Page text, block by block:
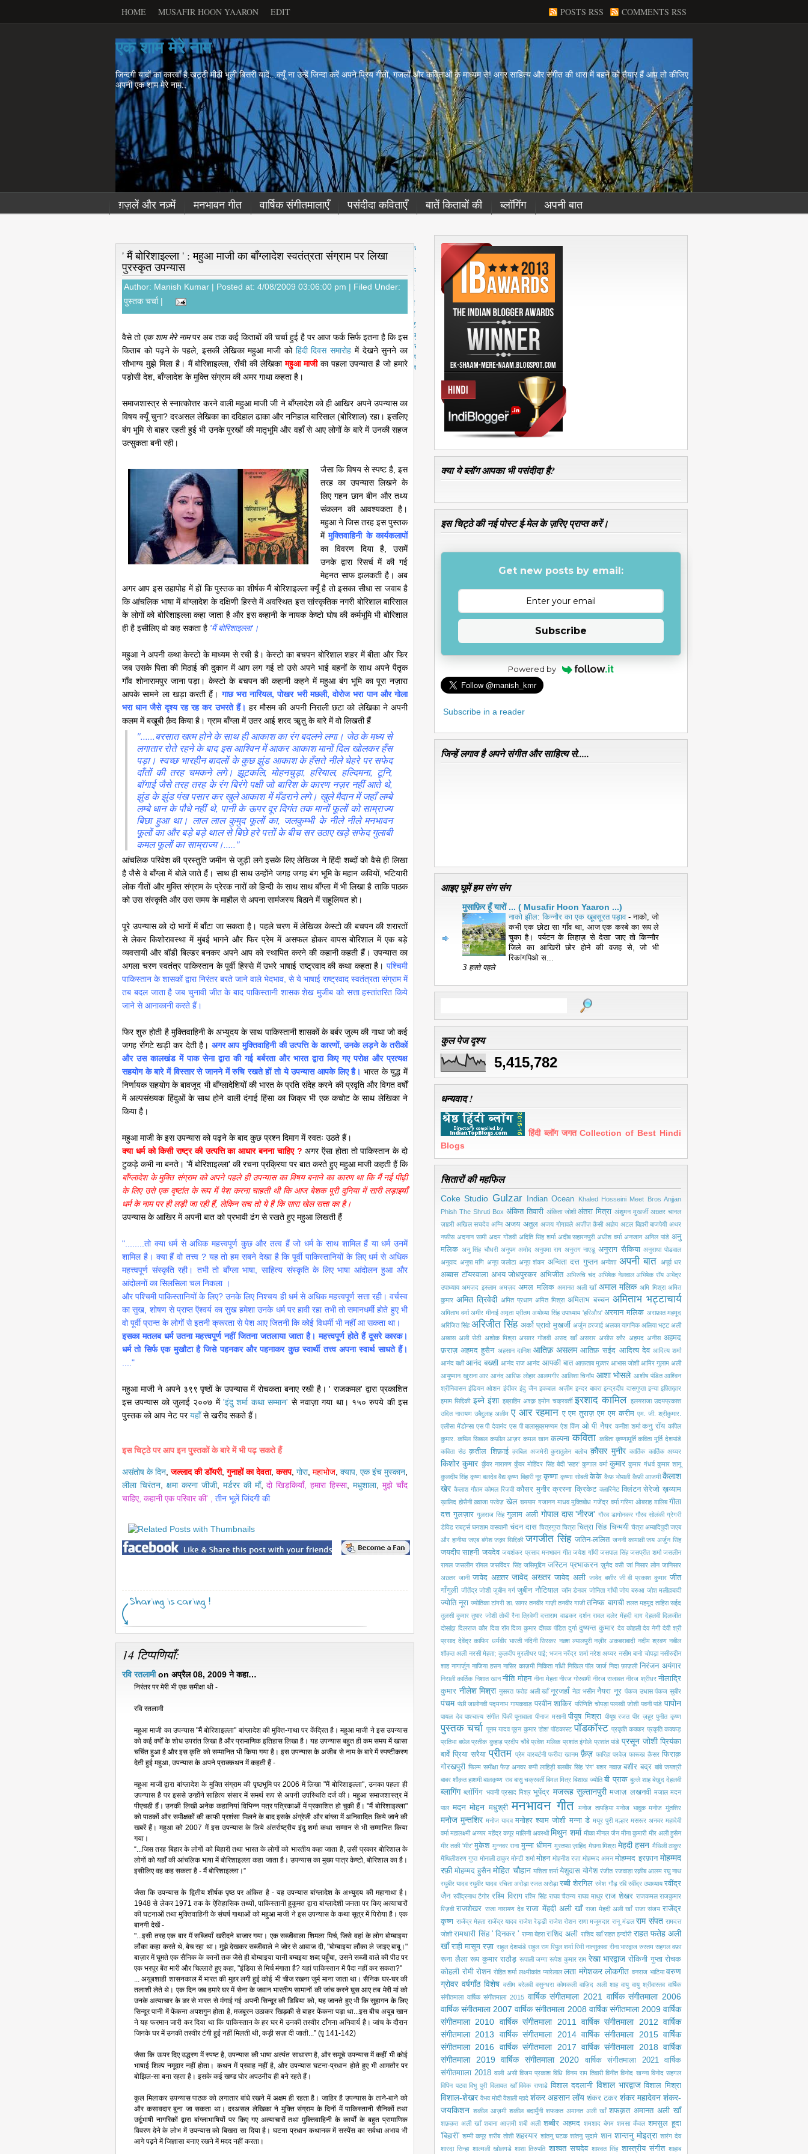
HOME MUSAFIR HOON YAARON EDIT POSTS RSS COMMENTS RSS
एक शाम मेरे नाम
जिन्दगी यादों का कारवाँ है.खट्टी मीठी भूली बिसरी यादें...क्यूँ ना उन्हें जिन्दा करें अपने प्रिय गीतों, गजलों और कविताओं के माध्यम से! अगर साहित्य और संगीत की धारा में बहने को तैयार हैं आप तो कीजिए
अपनी एक शाम मेरे नाम..
ग़ज़लें और नज़्में मनभावन गीत वार्षिक संगीतमालाएँ पसंदीदा कविताएँ बातें किताबों की ब्लॉगिंग अपनी बात
' मैं बोरिशाइल्‍ला ' : महुआ माजी का बाँग्लादेश स्वतंत्रता संग्राम पर लिखा
पुरस्कृत उपन्यास
Author: Manish Kumar | Posted at: 4/08/2009 03:06:00 pm | Filed Under:
पुस्तक चर्चा |
वैसे तो एक शाम मेरे नामपर अब तक कई किताबों की चर्चा हुई है पर आज फर्क सिर्फ इतना है कि इस
किताब को पढ़ने के पहले, इसकी लेखिका महुआ माजी को हिंदी दिवस समारोह में देखने सुनने का
सौभाग्य मुझे मिला है। मैं बोरिशाइल्ला, राँची की लेखिकामहुआ माजीका पहला उपन्यास है जो हमारे
पड़ोसी देश, बाँग्लादेश के मुक्ति संग्राम की अमर गाथा कहता है।
समाजशास्त्र से स्नात्कोत्तर करने वाली महुआ माजी जी ने बाँग्लादेश को ही आखिर अपने उपन्यास का
विषय क्यूँ चुना? दरअसल लेखिका का ददिहाल ढाका और ननिहाल बारिसाल (बोरिशाल) रहा। इसलिए
बंग भूमि से बाहर रहती हुई भी उनके पुरखों की मातृभूमि और वहाँ से आए लोगों के बारे में उनकी सहज
उत्सुकता बनी रही।
जैसा कि विषय से स्पष्ट है, इस
तरह का उपन्यास लिखने के
लिए गहन छान बीन और तथ्य
संकलन की आवश्यकता है।
महुआ ने जिस तरह इस पुस्तक
मेंमुक्तिवाहिनी के कार्यकलापों
का विवरण दिया है, उसमें
उनके द्वारा रिसर्च में की गई
मेहनत साफ झलकती है। अब
अगर आप इस उहापोह में हों कि पुस्तक का शीर्षक मैं बोरिशाइल्ला क्यूँ है तो इसका सीधा सा जवाब है
कि आंचलिक भाषा में बांग्लादेश के दक्षिणी हिस्से में अवस्थित इस सांस्कृतिक नगरी बोरिशाल बारिसाल
के लोगों को बोरिशाइल्ला कहा जाता है और इस कहानी के नायक केष्टो घोष की कर्मभूमि भी बोरिशाल
ही है इसीलिए वो कह सकता है 'मैं बोरिशाइल्‍ला'।
महुआ ने अपनी कथा केस्टो के माध्यम से रची है। केस्टो का बचपन बोरिशाल शहर में बीता और फिर
जब उसके पिता की मिठाई की दुकान में आग लग गई तो उसे अपने भाई बहनों के साथ अपने पैतृक
गाँव शोनारामपुर जाना पड़ा। केस्टो के बचपन की कहानी कहने में महुआ बंग भूमि का पूरा नज़ारा
आपके सामने ला खड़ा करती हैं।गाछ भरा नारियल, पोखर भरी मछली, वोरोज भरा पान और गोला
भरा धान जैसे दृश्य रह रह कर उभरते हैं। हर मौसम की अपनी निराली छटा को लेखिका ने अपनी
कलम में बखूबी क़ैद किया है। ग्राम बाँग्ला में उतर आई शरद ॠतु के बारे में वो लिखती हैं
"......बरसात खत्म होने के साथ ही आकाश का रंग बदलने लगा। जेठ के मध्य से
लगातार रोते रहने के बाद इस आश्विन में आकर आकाश मानों दिल खोलकर हँस
पड़ा। स्वच्छ भारहीन बादलों के कुछ झुंड आकाश के हँसते नीले चेहरे पर सफेद
दाँतों की तरह चमकने लगे। झूटकलि, मोहनचुड़ा, हरियाल, हल्दिमना, टूनि,
बॉगाई जैसे तरह तरह के रंग बिरंगे पक्षी जो बारिश के कारण नज़र नहीं आते थे,
झुंड के झुंड पंख पसार कर खुले आकाश में मँडराने लगे। खुले मैदान में जहाँ लम्बे
लम्बे धान के पौधे नहीं थे, पानी के ऊपर दूर दिगंत तक मानों फूलों को साम्राज्य
बिछा हुआ था। लाल लाल कुमुद फूलों का, जलकुम्भी के नीले नीले मनभावन
फूलों का और बड़े बड़े थाल से बिछे हरे पत्तों के बीच सर उठाए खड़े सफेद गुलाबी
कमल फूलों का साम्राज्य।....."
आंचलिक परिवेश की प्रस्तुति जमीन से जुड़ी लगे इसके लिए लेखिका ने हिंदी शब्दों को वैसे ही लिखा
है जैसे वे बाँग्ला में बोले जाते हैं। साथ ही साथ उन्होंने जगह जगह बंग भूमि के महान कवियों, भटियारी
लोक गीतों और मुक्ति संग्राम के प्रेरक नारों को हिन्दी के साथ साथ बाँग्ला में भी लिखा है ताकि पाठक
को उस संस्कृति और उस समय के माहौल से अपना सामंजस्य बिठाने में सहूलियत हो।
पूरे उपन्यास को दो भागों में बाँटा जा सकता है। पहले चरण में लेखिका केस्टो की बचपन की शरारतों
से लेकर किशोरावस्था में मुंबई भागने और फिर प्रेम में असफल होकर वापस बोरिशाल में एक बड़े
व्यवसायी और बॉडी बिल्डर बनकर अपने आप को स्थापित करने की कहानी कहती हैं। उपन्यास का
अगला चरण स्वतंत्र पाकिस्तान के पूर्वी हिस्से में उभरे भाषाई राष्ट्रवाद की कथा कहता है। पश्चिमी
पाकिस्तान के शासकों द्वारा निरंतर बरते जाने वाले भेदभाव, से ये भाषाई राष्ट्रवाद स्वतंत्रता संग्राम में
तब बदल जाता है जब चुनावी जीत के बाद पाकिस्तानी शासक शेख मुजीब को सत्ता हस्तांतरित किये
जाने से आनाकानी करते हैं।
फिर शुरु होती है मुक्तिवाहिनी के अभ्युदय के साथ पाकिस्तानी शासकों के बर्बर जुल्म की गाथा जो कई
जगह रोंगटे खड़ी कर देती है। अगर आप मुक्तिवाहिनी की उत्पत्ति के कारणों, उनके लड़ने के तरीकों
और उस कालखंड में पाक सेना द्वारा की गई बर्बरता और भारत द्वारा किए गए परोक्ष और प्रत्यक्ष
सहयोग के बारे में विस्तार से जानने में रुचि रखते हों तो ये उपन्यास आपके लिए है। भारत के युद्ध में
निर्णायक सहयोग के बावजूद भी बाँग्लादेशियों की भारत के प्रति संदेह करने की प्रवृति और विगत वर्षों
में अल्पसंख्यक हिंदुओं के साथ होने वाली दंगाई हिंसा का जिक्र भी एक कचोट के साथ लेखिका ने
किया है।
महुआ माजी के इस उपन्यास को पढ़ने के बाद कुछ प्रश्न दिमाग में स्वतः उठते हैं।
क्या धर्म को किसी राष्ट्र की उत्पत्ति का आधार बनना चाहिए ? अगर ऍसा होता तो पाकिस्तान के दो
टुकड़े कभी ना बनते। 'मैं बोरिशाइल्ला' की रचना प्रक्रिया पर बात करते हुए महुआ माजी कहती हैं कि
बाँग्लादेश के मुक्ति संग्राम को अपने पहले ही उपन्यास का विषय बनाने का कारण था कि मैं नई पीढ़ी
के लिए उसे एक दृष्टांत के रूप में पेश करना चाहती थी कि आज बेशक पूरी दुनिया में सारी लड़ाइयाँ
धर्म के नाम पर ही लड़ी जा रही हैं, लेकिन सच तो ये है कि सारा खेल सत्ता का है।
उपन्यास के आखिर में अपनी बात को प्रभावी ढंग से रखते हुए महुआ लिखती हैं
"........तो क्या धर्म से अधिक महत्त्वपूर्ण कुछ और तत्व हैं जो धर्म के साथ शामिल हैं या धर्म उनमें
शामिल है। क्या हैं वो तत्त्व ? यह तो हम सबने देखा है कि पूर्वी पाकिस्तानियों के लिए धर्म से अधिक
महत्त्वपूर्ण संस्कृति रही। तभी तो बाँग्ला भाषा, साहित्य संस्कृति के लिए भाषा आंदोलन हुआ और
आंदोलनों का सिलसिला चल निकला ।
और पश्चिमी पाकिस्तानियों के लिए? उनके लिए निश्चय ही धर्म से अधिक महत्त्वपूर्ण सत्ता रही। वर्चस्व
का सुख, शोषण से प्राप्त ऍश्वर्य का सुख हमेशा उनके धर्म पर हावी रहा तभी तो समानधर्मी होते हुए भी
वो पूर्वी प्रान्त के लोगों से इतनी क्रूरता से पेश आए जितनी कि कोई विधर्मी भी नहीं आ सकता था।
इसका मतलब धर्म उतना महत्त्वपूर्ण नहीं जितना जतलाया जाता है। महत्त्वपूर्ण होते हैं दूसरे कारक।
धर्म तो सिर्फ एक मुखौटा है जिसे पहनकर और पहनाकर कुछ स्वार्थी तत्त्व अपना स्वार्थ साधते हैं।
...."
महुआ माजी ने अपने ३९९ पृष्ठों के उपन्यास में रोचकता बनाए रखी है। ' राजकमल' द्वारा प्रकाशित
इस उपन्यास को जुलाई २००७ में'इंदु शर्मा कथा सम्मान' से नवाज़ा गया था। १५० रुपये की इस
पुस्तक को आप नेट परयहाँसे खरीद सकते हैं।
इस चिट्ठे पर आप इन पुस्तकों के बारे में भी पढ़ सकते हैं
असंतोष के दिन ,जल्लाद की डॉयरी,गुनाहों का देवता,कसप, गोरा, महाभोज क्याप, एक इंच मुस्कान
लीला चिरंतन, क्षमा करना जीजी, मर्डरर की माँ,दो खिड़कियाँ,हमारा हिस्सा,मधुशाला,मुझे चाँद
चाहिए, कहानी एक परिवार की' , तीन भूलें जिंदगी की
14 टिप्पणियाँ:
रवि रतलामीon अप्रैल 08, 2009 ने कहा…
निरंतर पर मेरी भी एक समीक्षा थी -
रवि रतलामी
महुआ माजी का उपन्यास "मैं बोरिशाइल्ला" बांग्लादेश की मुक्ति-गाथा पर केंद्रित है। महुआ माजी ने इस उपन्यास
को कई वर्षों के शोध उपरांत लिखा है और प्रामाणिक इतिहास लिखा है। यह उपन्यास बहुत ही कम समय में खासा
चर्चित हुआ है और इस कृति को सम्मानित भी किया गया है। इस उपन्यास के अजीब से नाम के बारे में स्पष्टीकरण
देती हुई महुआ, उपन्यास के अपने प्राक्कथन में कहती हैं -
महुआ माजी द्वारा बांग्‍लादेश के मुक्ति संग्राम की पृष्‍ठभूमि पर 2006 में लिखा "मैं बोरिशाइल्ला", उनका पहला ही
उपन्‍यास है पर इससे उन्होंने साहित्य संसार में समर्थ रूप से अपनी उपस्थिति दर्ज की। महुआ समाजशास्‍त्र में
पीएचडी हैं। उनकी लिखी अनेक कहानियां विभिन्‍न पत्र पत्रिकाओं में प्रकाशित हो चुकी हैं। "मैं बोरिशाइल्‍ला"
को पाठकों और समीक्षकों की काफी प्रशंसा मिलने के बाद इसके अंग्रेजी और बांग्ला में अनिवादित किये जाने की
खबरें हैं। महुआ को 2007 में इस उपन्यास के लिये अंतर्राष्ट्रीय इंदु शर्मा कथा सम्मान से भी सम्मानित किया
गया।
“...जिस तरह बिहार के लोगों को बिहारी तथा भारत के लोगों को भारतीय कहा जाता है, उसी प्रकार बोरिशाल के
लोगों को यहाँ की आंचलिक भाषा में बोरिशाइल्ला कहा जाता है। उपन्यास का मुख्य पात्र केष्टो, बोरिशाल का है।
इसीलिए वह कह सकता है - मैं बोरिशाइल्ला।”
जैसा कि उपन्यास के द्वितीय शीर्षक पृष्ठ पर अंकित है - यह उपन्यास बांग्लादेश के अभ्युदय की महागाथा है।
1948 से लेकर 1971 तक के ऐतिहासिक तथ्यों, पाकिस्तानी हुकूमत द्वारा बांग्लादेशी जनता पर किए अत्याचारों
की घटनाओं तथा मुक्तिवाहिनी के संघर्ष गाथाओं को महुआ माजी ने इस उपन्यास के कथा सूत्र में पिरोया है। एक
बानगी देखें -
"...इसी तरह एक बार मैं सब्जियाँ खरीदने बाजार गया। एक सब्जीवाला शिमला मिर्च, जिसे वहां के लोग बोम्बाइया
लौंका कहा करते थे, बेच रहा था। मुझे देखकर सब्जीवाले ने जोर से आवाज दी, "बोम्बाइया लौंका ले जाइए बाबू।"
बाज़ार में घूमते एक सैनिक के कानों तक जैसे ही बोम्बाइया यानी बम्बइया शब्द पहुँचा, उसने सब्जी वाले की पीठ पर
एक भरपूर बेंत मारी और चिल्लाते हुए कहा, "इंडिया से मिर्च मंगाता है? यहां पाकिस्तान में पैदा नहीं कर सकता?"
... अयूबशाही शासनकाल में भारत की मुहर लगी हुई कोई भी चीज रखना जुर्म माना जाता था। सैनिक घर-घर की
तलाशी लेते थे। एक दिन जब हमारे घर में सेना के जवान भारतीय सामानों की जांच करने घुस आए तब मेरी मां को
उनके अत्याचार के डर से भारत से मंगाई गई अपनी सिन्दूर की डिबिया को, यह जानते हुए भी कि सुहागन के लिए
सिन्दूर पानी में फेंकना अपशगुन होता है, मजबूरन उठाकर खिड़की से बाहर फेंकना पड़ा था...इस बीच अयूब खान
ने यह फरमान जारी कर दिया था कि पाकिस्तान के हर घर में उनकी तस्वीर टाँगना अनिवार्य है। जांच के दौरान
जिनके घर में उनकी तस्वीर टंगी हुई नहीं मिलती थी, कड़ी सज़ा दी जाती...” (पृ 141-142)
जैसा कि ऊपर दिए उद्धरण में स्पष्ट है, उपन्यास की भाषा अत्यंत साधारण है, और समूचे उपन्यास में कहीं भी कोई
भाषाई शिल्प नमूदार नहीं होता। कथन में प्रवाह नहीं है, और उपन्यास घटना-प्रधान होते हुए भी आमतौर पर
बोझिल-सा बना रहता है। इसके कई खण्ड घोर अपठनीय ही बने रहते हैं।
कुल मिलाकर उपन्यास पाठक को लगातार बांधे रखने में अक्षम ही रहता है। जाहिर है उपन्यास के ताने-बाने को
और कसावदार बुना जा सकता था। दरअसल लेखिका ने मुक्ति संग्राम के दिनों में पाकिस्तानी सैनिकों तथा
उर्दूभाषी नागरिकों द्वारा बांग्लाभाषियों पर किए गए अत्याचारों तथा मुक्तिवाहिनी के कार्यों के बहुत प्रामाणिक
विवरण देने के लोभ में उपन्यास को बिखरा सा दिया है। घटना प्रधान कथानक में सस्पेंस का सर्वथा अभाव भी
आगे पढ़ने में जिज्ञासा बनाए रखने में मदद नहीं करता।
नई
स्ट
नी
पो
स्ट
मु
ख्य
पृ
ष्ठ
क्या ये ब्लॉग आपका भी पसंदीदा है?
इस चिट्ठे की नई पोस्ट ई-मेल के ज़रिए प्राप्त करें।
Get new posts by email:
Subscribe
Powered by
Subscribe in a reader
जिन्हें लगाव है अपने संगीत और साहित्य से.....
आइए घूमें हम संग संग
मुसाफ़िर हूँ यारों ... ( Musafir Hoon Yaaron ...)
नाको झील: किन्नौर का एक खूबसूरत पड़ाव-नाको, जो
कभी एक छोटा सा गाँव था, आज एक कस्बे का रूप ले
चुका है। पर्यटन के लिहाज़ से देखा जाए तो किन्नौर
जिले का आखिरी छोर होने की वजह से, जो भी
रिकांगपिओ स...
3 हफ़्ते पहले
कुल पेज दृश्य
5,415,782
धन्यवाद !
हिंदी ब्लॉग जगत Collection of Best Hindi
Blogs
सितारों की महफिल
Coke Studio Gulzar Indian Ocean Khaled Hosseini Meet Bros Anjjan
Phish The Shruti Box अंकित तिवारी अंकिता जोशी अंतरा मित्रा अंशुमन मुखर्जी अख़्तर चानल
ज़ाहरी अखिल सचदेव अग्नि अजय अतुल अजय गोगावले अज़ीज़ क़ैसी अज्ञेय अटल बिहारी बाजपेयी अथर
नफ़ीस अदनान सामी अदम गोंडवी अदिति सिंह शर्मा अदीब सहारनपुरी अधीश वर्मा अनजान अनिल पांडे अनु
मलिक अनु सिंह चौधरी अनुपम अमोद अनुपमा राग अनुराग नाएडू अनुराग सैकिया अनुराधा पोडवाल
अनुवाद अनुषा मणि अनूप जलोटा अनूप शंकर अन्विता दत्त गुप्तन अन्वेशा अपनी बात अपूर्व धर
अब्बास टॉयरवाला अभय जोधपुरकर अभिजीत अभिरुचि चंद अभिषेक नेलवाल अभिषेक रॉय अभेंद्र
उपाध्याय अमज़द इस्लाम अमज़द अमल मलिक अमानत अली खाँ अमाल मलिक अमि मिश्रा अमित
कुमार अमित त्रिवेदी अमित प्रधान अमित मिश्रा अमिताभ बच्चन अमिताभ भट्टाचार्य
अमिताभ वर्मा अमीर मीनाई अमृता प्रीतम अयोध्या सिंह उपाध्याय 'हरिऔध' अरमान मलिक अराफ़ात महमूद
अरिजित सिंह अरिजीत सिंह अर्को प्रावो मुखर्जी अर्जुन हरजाई अलका यागनिक अलिया भट्ट अली
अब्बास अली सेठी अशोक मिश्रा असग़र गोंडवी असद खाँ असरार असीस कौर अहमद अनीस अहमद
फ़राज़ अहमद हुसैन अहसान दानिश आतिफ़ असलम आतिफ़ सईद आदित्य देव आदित्य शर्मा
आनंद बक्षी आनंद बख्शी आनंद राज आनंद आपकी बात आफ़ताब मुज़्तर आभास जोशी आमिर गुलाम अली
आयुष्मान खुराना आर आनंद आरिफ़ लोहार आलमगीर आलिशा चिनॉय आशा भोसले आशीष पंडित आश्विन
श्रीनिवासन इंडियन ओशन इंदीवर इंदु जैन इकबाल अज़ीम इन्दर बावरा इन्द्रदीप दासगुप्ता इन्या इफ़्तिख़ार
इमाम सिद्दिकी इब्ने इंशा इब्राहिम अश्क़ इमोन चक्रवर्ती इरशाद कामिल इलयराजा उदयप्रकाश
उदित नारायण उबैद्दुलाह अलीम ए आर रहमान ए एम तुराज़ एम एम करीम एम. जी. श्रीकुमार.
एलीसा मेंडोन्सा एस पी देवानंद एस पी बालासुब्रमण्यम ऐश किंग ओ पी नैयर कनीश शर्मा कनु रॉय कपिल
कुमार. कपिल सिब्बल कफ़ील आज़र कमल खान कल्पना कविता कविता कृष्णामूर्ति कविता मूर्ति देशपांडे
कविता सेठ क़तील शिफ़ाई क़ाबिल अजमेरी क़ुरातुलेन बलोच क़ौसर मुनीर कार्तिक कार्तिक अय्यर
किशोर कुमार कुँवर नारायण कुँवर मोहिंदर सिंह बेदी 'सहर' कुणाल वर्मा कुमार कुमार गंधर्व कुमार शानू
कुलदीप सिंह कृष्ण बलदेव वैद्य कृष्ण बिहारी नूर कृष्णा कृष्णा सोबती केके कैफ़ भोपाली कैफ़ी आजमी कैलाश
खेर कैलाश गौतम कोमल रिज़वी कौसर मुनीर क्रस्ना क्रिकेट क्लारिनेट क्लिंटन सेरेजो ख़य्याम
ख़ालिद होसैनी ख़्वाजा परवेज़ खेल ख्ययाम गजानन माधव मुक्तिबोध गजेंद्र वर्मा गरिमा ओबराह ग़ालिब गीता
दत्त गुलज़ार गुलराज सिंह गुलाम अली गोपाल दास 'नीरज' गौरव डागोनकर गौरव सोलंकी ग्रेगरी
डेविड राबर्ट्स घनशाम वासवानी चंदन दास चित्रगुप्त चित्रा चित्रा सिंह चिन्मयी चैत्रा अम्बादिपुदी जएब
और हानीया जएब बंगेश जक़ा सिद्दिकी जगजीत सिंह जतिन-ललित जननी कामाक्षी जय अर्जुन सिंह
जयदीप साहनी जयदेव जयशंकर प्रसाद मनभावन गीत जयेश गाँधी जसपाल सिंह जसप्रीत शर्मा जसलीन
रायल जसलीन रॉयल जसविंदर सिंह जसिमुद्दिन जस्टिन प्रभाकरन ज़ुनैद वसी जां निसार लोन जानिसार
अख़्तर जानी जावेद अख़्तर जावेद अख्तर जावेद अली जावेद बशीर जी वी प्रकाश कुमार जीत
गाँगुली जीतेंद्र जोशी जुबीन गर्ग जुबीन नौटियाल जॉन डेनवर जोनिता गाँधी जोय बरुआ जोश मलीहाबादी
ज्योति नूरा ज्योतिका टांगरी डा. सागर तनवीर गाज़ी तनवीर गाजी तनिष्क बागची तलत महमूद ताहिरा सईद
तुलसी कुमार तुषार जोशी तोची रैना त्रिवेणी दत्ताराम वाडकर दर्शन रावल दलेर मेंहदी दाग़ देहलवी दिलजीत
दोसांझ दिलराज कौर दिवा रॉय दिव्य कुमार दीपक पंडित दुर्गा दुष्यन्त कुमार देव कोहली देव नेगी देवी श्री
प्रसाद देवेंद्र काफिर धर्मवीर भारती नंदिनी सिरकर नक़्श ल्यालपुरी नज़ीर अकबराबादी नदीम श्रवण नबील
शौक़त अली नरसी मेहता; कुलदीप मुरलीधर पाई; भजन नरेंद्र शर्मा नरेश अय्यर नसीम बानो चोपड़ा नसीरुद्दीन
शाह नागार्जुन नाजिया हसन नासिर काज़मी निकिता गाँधी निखिल पॉल जार्ज निदा फ़ाज़ली निरंजन अयंगार
निराली कार्तिक निशात खान नीति मोहन नीना मेहता नीरज गोस्वामी नीरज राजावत नीरज श्रीधर नीलाद्रि
कुमार नीलेश मिश्रा नुसरत फतेह अली खाँ नूरजहाँ नेहा भसीन नैयरा नूर पंकज उधास पंकज सुबीर
पंचम पंछी जालोनवी पद्मनाभ गायकवाड़ परवीन शाकिर परिणिति चोपड़ा पल्लवी जोशी पवनी पांडे पापोन
पायल देव पाश्चात्य संगीत पिंकी पूनावाला पीनाज मसानी पीयूष मिश्रा पीयूष रजत पीर ज़हूर पुनीत कृष्ण
पुस्तक चर्चा पूनम यादव पूरन कुमार 'होश' पॉडकास्ट पॉडकॉस्ट प्रकृति कक्कर प्रकृति कक्कड़
प्रतिभा बघेल प्रतीक कुहाड़ प्रदीप चौबे प्रवेश मलिक प्रशांत इंगोले प्रशांत पांडे प्रसून जोशी प्रियंका
बार्वे प्रिया सरैया प्रीतम प्रेम वारबर्टनी फरीदा खानम फ़ैज़ फारिहा परवेज़ फारूख क़ैसर फिराक़
गोरखपुरी फिल्म समीक्षा फैज़ अनवर बप्पी लाहिड़ी बलबीर सिंह 'रंग' बशर नवाज़ बशीर बद्र बांबे जयश्री
बाबर शौक़त हाशमी बालकृष्ण राव बासु चक्रवर्ती बिमल मित्र बिशाख ज्योति बी प्राक बुल्ले शाह बेख़ुद देहलवी
ब्लागिंग ब्लॉगिंग भवानी प्रसाद मिश्र भूपेंद्र मजरूह सुल्तानपुरी मजाज़ लखनवी मजाल मदन
पाल मदन मोहन मधुश्री मनभावन गीत मनोज तापड़िया मनोज भावुक मनोज मुंतशिर
मनोज मुन्तशिर मनोज यादव मनोहर श्याम जोशी मन्ना डे मयूर पुरी मल्हार मसरूर अनवर महादेवी
वर्मा महालक्ष्मी अय्यर महेंद्र कपूर मालिनी अवस्थी मिथुन शर्मा मीका मीनल जैन मीना कुमारी मीर अली हुसैन
मीर तकी 'मीर' मुकेश मुन्नवर राना मुन्ना धीमन मुस्तफा ज़ाहिद मेघना मिश्रा मेहदी हसन मैथिली ठाकुर
मैथिलीशरण गुप्त मोनाली ठाकुर मोन्टी शर्मा मोहन मोहनीश रज़ा मोहम्मद अमन मोहम्मद इरफ़ान मोहम्मद
रफ़ी मोहम्मद हुसैन मोहित चौहान यशिता शर्मा येशुदास योगेश रंजीत रजवाड़ा रक़ीब आलम रघु नाथ
रघुबीर यादव रघुवीर यादव रचिता अरोड़ा रजत अरोड़ा रब्बी शेरगिल रमेश गौड़ रवि रवींद्र उपाध्याय रवींद्र
जैन रवींद्रनाथ टैगोर रश्मि विराग रश्मि सिंह राघव चैतन्य राघव माथुर राज शेखर राजकमल राजकुमार
रिज़वी राजशेखर राजा नारायण देव राजा मेंहदी अली खाँ राजा मेहदी अली खाँ राजा संजय राजेंद्र
कृष्ण राजेंद्र मेहता राजेंद्र यादव राजेश रेड्डी राजेश रोशन राणा मजूमदार रानू मंडल राम संपत रामदत्त
जोशी रामधारी सिंह ' दिनकर ' राम्या बेहरा राशिद अली राशिद खाँ राहत इन्दौरी राहत फतेह अली
खाँ राही मासूम रज़ा राहुल देशपांडे राहुल राम रिपुल शर्मा रिमी नात्सुकावा रीना भारद्वाज रुस्तम सहगल वफ़ा
रूना लैला रूप कुमार राठौड़ रूपाली जग्गा रूपेश कुमार राम रेखा भारद्वाज रोंकिनी गुप्ता रोचक
कोहली रोमी रोशन रोहित शर्मा लक्ष्मीकांत प्यारेलाल लता मंगेशकर लोकगीत वनराज भाटिया वरुण
ग्रोवर वर्षगाँठ विशेष वसीम बरेलवी वसुन्धरा कोमकली वाज़िद अली शाह वायु वायु श्रीवास्तव वार्षिक
संगीतमाला वार्षिक संगीतमाला 2015 वार्षिक संगीतमाला 2021
वार्षिक संगीतमाला 2006
वार्षिक संगीतमाला 2007 वार्षिक संगीतमाला 2008 वार्षिक संगीतमाला 2009 वार्षिक
संगीतमाला 2010 वार्षिक संगीतमाला 2011 वार्षिक संगीतमाला 2012 वार्षिक
संगीतमाला 2013
वार्षिक संगीतमाला 2014 वार्षिक संगीतमाला 2015 वार्षिक
संगीतमाला 2016
वार्षिक संगीतमाला 2017 वार्षिक संगीतमाला 2018 वार्षिक
संगीतमाला 2019
वार्षिक संगीतमाला 2020 वार्षिक संगीतमाला 2021
वार्षिक
संगीतमााला 2018 वाली असी विजय प्रकाश विधि विनय राम तिवारी विनीत विनोद खन्ना विनोद सहगल
विपिन पटवा विभु पुरी विलायत खाँ विवेक राणाडे विशाल ददलानी विशाल भारद्वाज विशाल मिश्रा
विशाल-शेखर वैभव मोदी वैशाली म्हादे शंकर अहसान लॉय शंकर टकर शंकर महादेवन शंकर-
जयकिशन शकील आज़मी शकील बदायुँनी शफकत अमानत अली खाँ शफक़त अमानत अली खाँ
शफ़क़त अली खाँ शबाना आज़मी शबी अली शब्बीर अहमद शमशाद बेगम शमसा कँवल शमसुल हूदा
'बिहारी' शम्मी कपूर शरीब तोशी शहरयार शांतनु घटक शांतनु सुदामे शान शान्तनु मोइत्रा शारंग देव
शारदा सिन्हा शाल्मली खोलगडे शाशा तिरुपति शाश्वत सचदेव शाश्वत सिंह शास्त्रीय संगीत शाहाब